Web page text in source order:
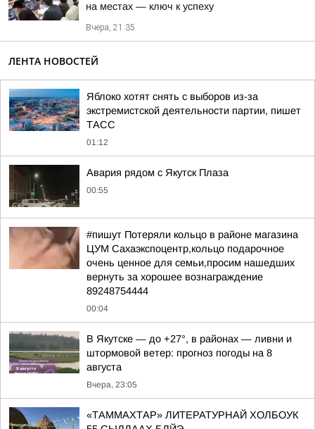
на местах — ключ к успеху
Вчера, 21:35
ЛЕНТА НОВОСТЕЙ
Яблоко хотят снять с выборов из-за
экстремистской деятельности партии, пишет
ТАСС
01:12
Авария рядом с Якутск Плаза
00:55
#пишут Потеряли кольцо в районе магазина
ЦУМ Сахаэкспоцентр,кольцо подарочное
очень ценное для семьи,просим нашедших
вернуть за хорошее вознаграждение
89248754444
00:04
В Якутске — до +27°, в районах — ливни и
штормовой ветер: прогноз погоды на 8
августа
Вчера, 23:05
«ТАММАХТАР» ЛИТЕРАТУРНАЙ ХОЛБОУК